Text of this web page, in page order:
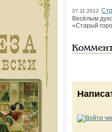
27.11.2012
Весёлым
«Старый